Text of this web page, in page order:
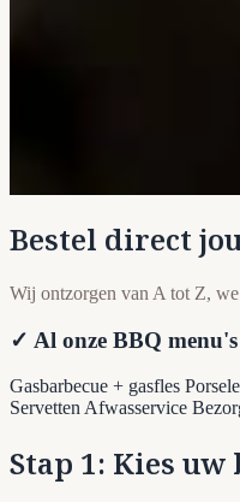
Bestel direct
Wij ontzorgen van A tot Z,
✓ Al onze BBQ
Gasbarbecue + gasfles
ServettenAfwasservice
Stap 1: Kies